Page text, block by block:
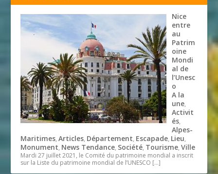
Nice
entre
au
Patrim
oine
Mondi
al de
l’Unesc
o
A la
une,
Activit
és,
Alpes-
Maritimes,Articles, Département, Escapade, Lieu,
Monument, News Tendance, Société, Tourisme,Ville
Mardi 27 juillet 2021, le Comité du patrimoine mondial a inscrit
sur la Liste du patrimoine mondial de l’UNESCO […]